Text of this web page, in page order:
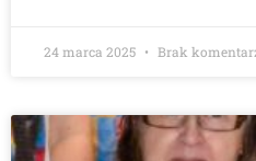
24 marca 2025 Brak